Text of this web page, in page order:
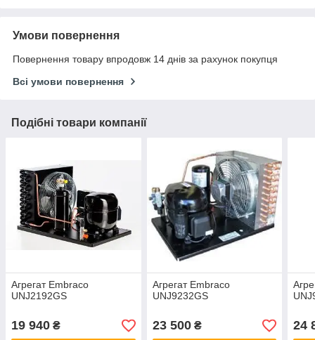
Умови повернення
Повернення товару впродовж 14 днів за рахунок покупця
Всі умови повернення
Подібні товари компанії
Агрегат Embraco
UNJ2192GS
19 940 ₴
Агрегат Embraco
UNJ9232GS
23 500₴ 24